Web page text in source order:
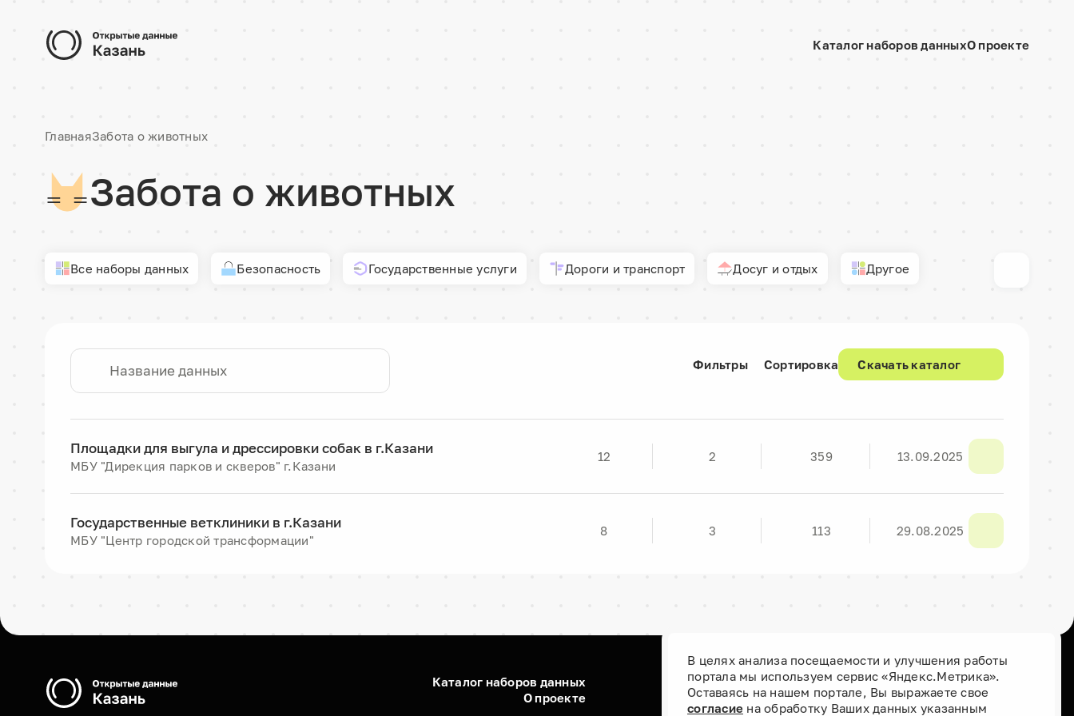
Каталог наборов данныхО проекте
ГлавнаяЗабота о животных
Забота о животных
Все наборы данных Безопасность Государственные услуги Дороги и транспорт Досуг и отдых Другое
Фильтры Сортировка Скачать каталог
Площадки для выгула и дрессировки собак в г.Казани
МБУ "Дирекция парков и скверов" г.Казани
12 2 359 13.09.2025
Государственные ветклиники в г.Казани
МБУ "Центр городской трансформации"
8 3 113 29.08.2025
Каталог наборов данных
О проекте
Присоединяйтесь к нам
В целях анализа посещаемости и улучшения работы
портала мы используем сервис «Яндекс.Метрика».
Оставаясь на нашем портале, Вы выражаете свое
согласие на обработку Ваших данных указанным